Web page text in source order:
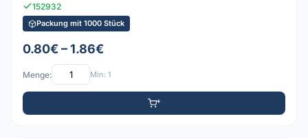
152932
Packung mit 1000 Stück
0.80€ – 1.86€
Menge: Min: 1